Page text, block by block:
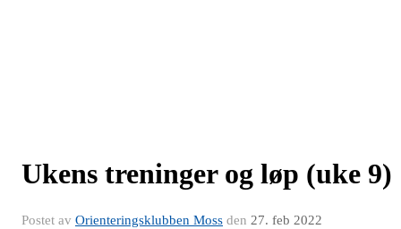
Ukens treninger og løp (uke 9)
Postet av Orienteringsklubben Moss den 27. feb 2022